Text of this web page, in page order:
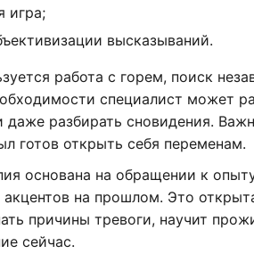
игра;
высказываний.
работа с горем, поиск
специалист может
даже разбирать сновидения.
готов открыть себя переменам.
основана на обращении к
акцентов на прошлом. Это
причины тревоги, научит
сейчас.